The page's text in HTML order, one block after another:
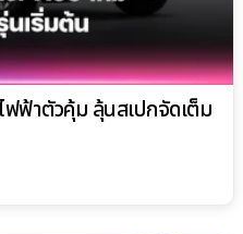
ฟ้าตัวคุ้ม ลุ้นสเปกจัดเต็ม